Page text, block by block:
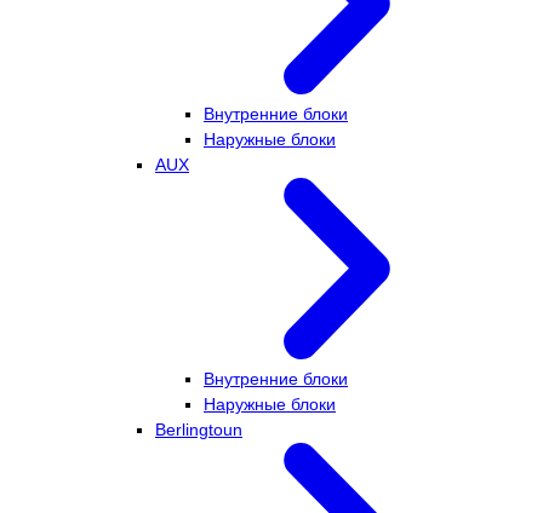
Внутренние блоки
Наружные блоки
AUX
Внутренние блоки
Наружные блоки
Berlingtoun